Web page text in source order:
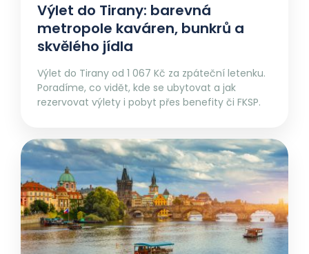
Výlet do Tirany: barevná
metropole kaváren, bunkrů a
skvělého jídla
Výlet do Tirany od 1 067 Kč za zpáteční letenku.
Poradíme, co vidět, kde se ubytovat a jak
rezervovat výlety i pobyt přes benefity či FKSP.